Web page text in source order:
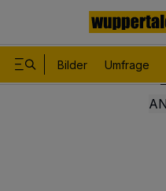
Bilder Umfrage